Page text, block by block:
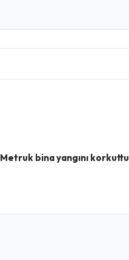
Metruk bina yangını korkuttu